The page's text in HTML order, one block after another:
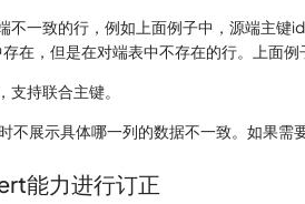
不一致的行，例如上面例子中，源端主键
在，但是在对端表中不存在的行。上面
持联合主键。
不展示具体哪一列的数据不一致。如果
能力进行订正